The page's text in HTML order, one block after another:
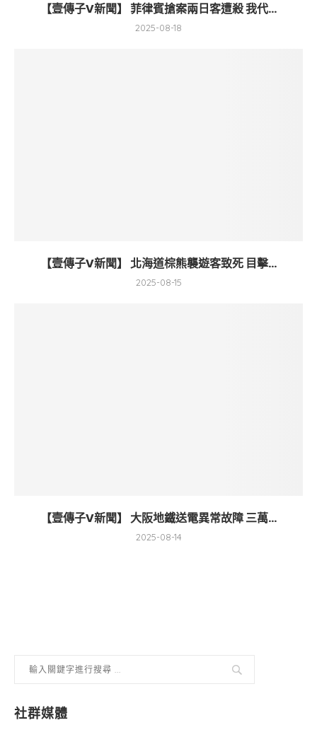
【壹傳子V新聞】 菲律賓搶案兩日客遭殺 我代...
2025-08-18
【壹傳子V新聞】 北海道棕熊襲遊客致死 目擊...
2025-08-15
【壹傳子V新聞】 大阪地鐵送電異常故障 三萬...
2025-08-14
社群媒體